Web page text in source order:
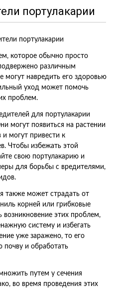
портулакарии
которое обычно просто
различным
могут навредить его здоровью
уход может помочь
проблем.
для портулакарии
могут появиться на растении
могут привести к
Чтобы избежать этой
свою портулакарию и
для борьбы с вредителями,
также может страдать от
корней или грибковые
этих проблем,
систему и избегать
уже заражено, то его
почву и обработать
путем у сечения
во время проведения этих